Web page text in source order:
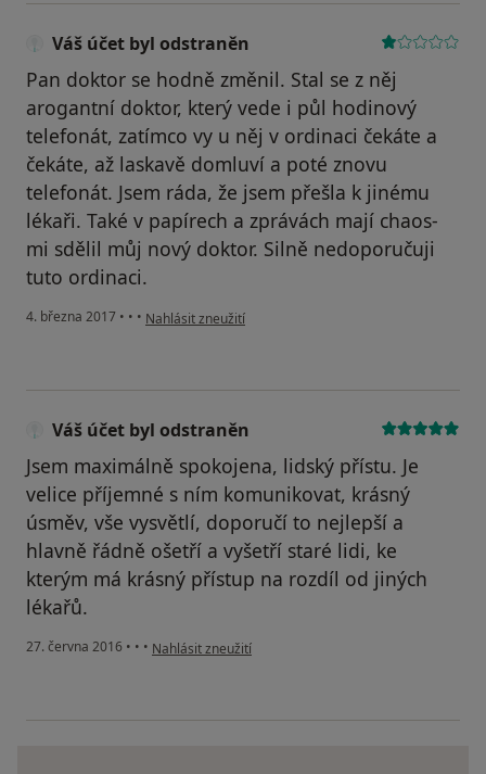
Váš účet byl odstraněn
Pan doktor se hodně změnil. Stal se z něj
arogantní doktor, který vede i půl hodinový
telefonát, zatímco vy u něj v ordinaci čekáte a
čekáte, až laskavě domluví a poté znovu
telefonát. Jsem ráda, že jsem přešla k jinému
lékaři. Také v papírech a zprávách mají chaos-
mi sdělil můj nový doktor. Silně nedoporučuji
tuto ordinaci.
4. března 2017 • • • podle názoru uživatele Váš účet byl odstraněn
Nahlásit zneužití
Váš účet byl odstraněn
Jsem maximálně spokojena, lidský přístu. Je
velice příjemné s ním komunikovat, krásný
úsměv, vše vysvětlí, doporučí to nejlepší a
hlavně řádně ošetří a vyšetří staré lidi, ke
kterým má krásný přístup na rozdíl od jiných
lékařů.
27. června 2016 • • • podle názoru uživatele Váš účet byl odstraněn
Nahlásit zneužití